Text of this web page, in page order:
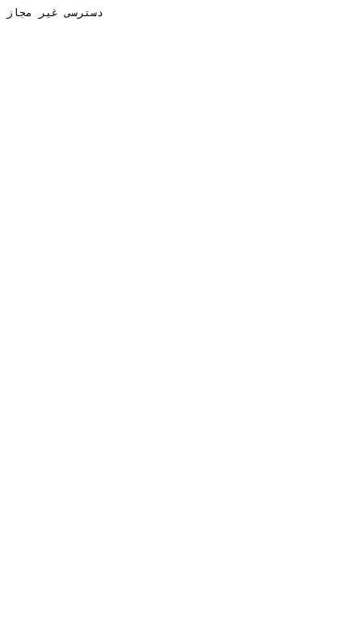
دسترسی غیر مجاز